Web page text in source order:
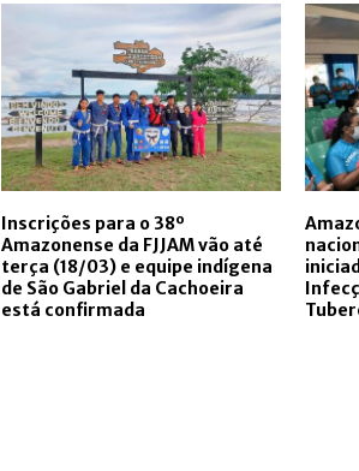
Inscrições para o 38º
Amazonense da FJJAM vão até
terça (18/03) e equipe indígena
de São Gabriel da Cachoeira
está confirmada